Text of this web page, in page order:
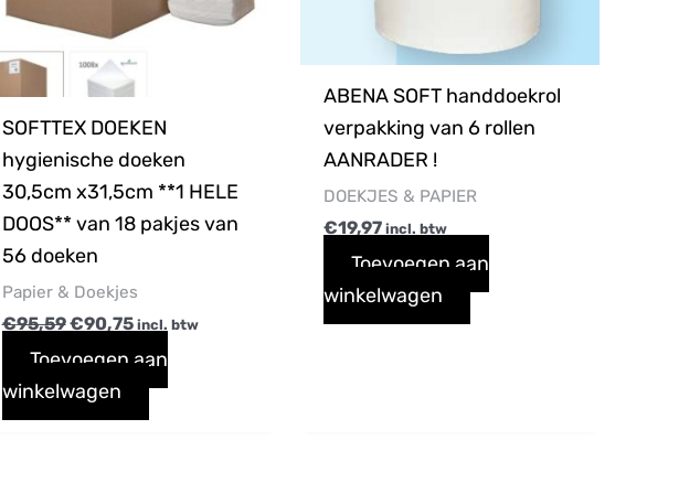
SOFTTEX DOEKEN
hygienische doeken
30,5cm x31,5cm **1 HELE
DOOS** van 18 pakjes van
56 doeken
Papier & Doekjes
€95,59€90,75 incl. btw
Toevoegen aan
winkelwagen
ABENA SOFT handdoekrol
verpakking van 6 rollen
AANRADER !
DOEKJES & PAPIER
€19,97 incl. btw
Toevoegen aan
winkelwagen